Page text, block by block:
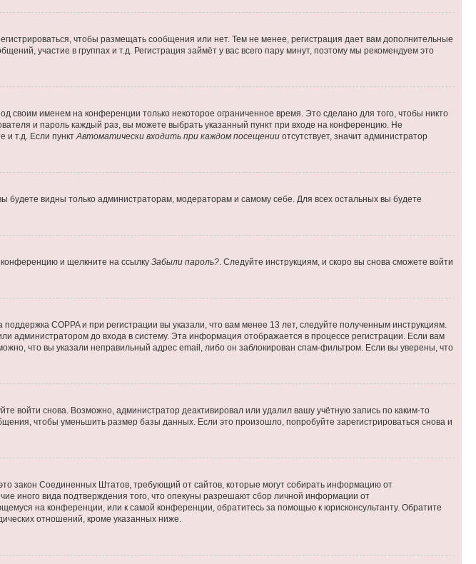
чтобы размещать сообщения или нет. Тем не менее, регистрация дает вам дополнительные
участие в группах и т.д. Регистрация займёт у вас всего пару минут, поэтому мы рекомендуем это
своим именем на конференции только некоторое ограниченное время. Это сделано для того, чтобы никто
и пароль каждый раз, вы можете выбрать указанный пункт при входе на конференцию. Не
и т.д. Если пункт Автоматически входить при каждом посещении отсутствует, значит администратор
вы будете видны только администраторам, модераторам и самому себе. Для всех остальных вы будете
конференцию и щелкните на ссылку Забыли пароль? . Следуйте инструкциям, и скоро вы снова сможете войти
COPPA и при регистрации вы указали, что вам менее 13 лет, следуйте полученным инструкциям.
администратором до входа в систему. Эта информация отображается в процессе регистрации. Если вам
что вы указали неправильный адрес email, либо он заблокирован спам-фильтром. Если вы уверены, что
войти снова. Возможно, администратор деактивировал или удалил вашу учётную запись по каким-то
чтобы уменьшить размер базы данных. Если это произошло, попробуйте зарегистрироваться снова и
закон Соединенных Штатов, требующий от сайтов, которые могут собирать информацию от
иного вида подтверждения того, что опекуны разрешают сбор личной информации от
на конференции, или к самой конференции, обратитесь за помощью к юрисконсультанту. Обратите
отношений, кроме указанных ниже.